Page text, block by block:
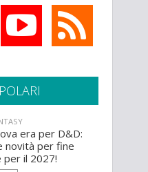
era per D&D:
novità per fine
per il 2027!